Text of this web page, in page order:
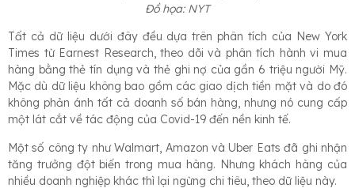
Đồ họa: NYT
Tất cả dữ liệu dưới đây đều dựa trên phân tích của New York
Times từ Earnest Research, theo dõi và phân tích hành vi mua
hàng bằng thẻ tín dụng và thẻ ghi nợ của gần 6 triệu người Mỹ.
Mặc dù dữ liệu không bao gồm các giao dịch tiền mặt và do đó
không phản ánh tất cả doanh số bán hàng, nhưng nó cung cấp
một lát cắt về tác động của Covid-19 đến nền kinh tế.
Một số công ty như Walmart, Amazon và Uber Eats đã ghi nhận
tăng trưởng đột biến trong mua hàng. Nhưng khách hàng của
nhiều doanh nghiệp khác thì lại ngừng chi tiêu, theo dữ liệu này.